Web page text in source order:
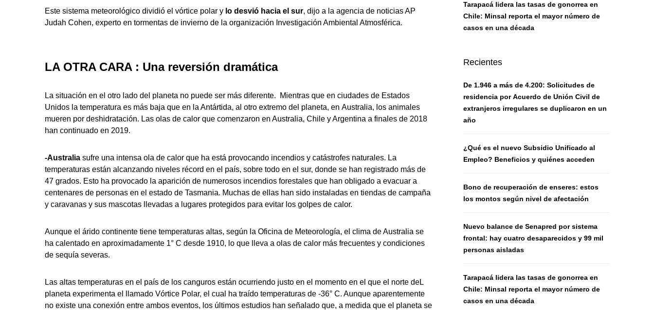
Este sistema meteorológico dividió el vórtice polar y lo desvió hacia el sur, dijo a la agencia de noticias AP
Judah Cohen, experto en tormentas de invierno de la organización Investigación Ambiental Atmosférica.
LA OTRA CARA : Una reversión dramática
La situación en el otro lado del planeta no puede ser más diferente. Mientras que en ciudades de Estados
Unidos la temperatura es más baja que en la Antártida, al otro extremo del planeta, en Australia, los animales
mueren por deshidratación. Las olas de calor que comenzaron en Australia, Chile y Argentina a finales de 2018
han continuado en 2019.
-Australia sufre una intensa ola de calor que ha está provocando incendios y catástrofes naturales. La
temperaturas están alcanzando niveles récord en el país, sobre todo en el sur, donde se han registrado más de
47 grados. Esto ha provocado la aparición de numerosos incendios forestales que han obligado a evacuar a
centenares de personas en el estado de Tasmania. Muchas de ellas han sido instaladas en tiendas de campaña
y caravanas y sus mascotas llevadas a lugares protegidos para evitar los golpes de calor.
Aunque el árido continente tiene temperaturas altas, según la Oficina de Meteorología, el clima de Australia se
ha calentado en aproximadamente 1° C desde 1910, lo que lleva a olas de calor más frecuentes y condiciones
de sequía severas.
Las altas temperaturas en el país de los canguros están ocurriendo justo en el momento en el que el norte deL
planeta experimenta el llamado Vórtice Polar, el cual ha traído temperaturas de -36° C. Aunque aparentemente
no existe una conexión entre ambos eventos, los últimos estudios han señalado que, a medida que el planeta se
Tarapacá lidera las tasas de gonorrea en
Chile: Minsal reporta el mayor número de
casos en una década
Recientes
De 1.946 a más de 4.200: Solicitudes de
residencia por Acuerdo de Unión Civil de
extranjeros irregulares se duplicaron en un
año
¿Qué es el nuevo Subsidio Unificado al
Empleo? Beneficios y quiénes acceden
Bono de recuperación de enseres: estos
los montos según nivel de afectación
Nuevo balance de Senapred por sistema
frontal: hay cuatro desaparecidos y 99 mil
personas aisladas
Tarapacá lidera las tasas de gonorrea en
Chile: Minsal reporta el mayor número de
casos en una década